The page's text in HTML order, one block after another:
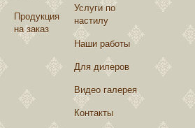
Продукция
на заказ
Услуги по
настилу
Наши работы
Для дилеров
Видео галерея
Контакты